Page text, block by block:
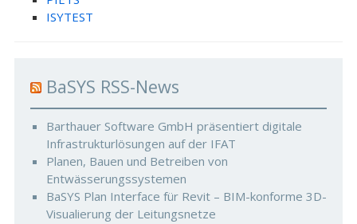
ISYTEST
BaSYS RSS-News
Barthauer Software GmbH präsentiert digitale
Infrastrukturlösungen auf der IFAT
Planen, Bauen und Betreiben von
Entwässerungssystemen
BaSYS Plan Interface für Revit – BIM-konforme 3D-
Visualierung der Leitungsnetze